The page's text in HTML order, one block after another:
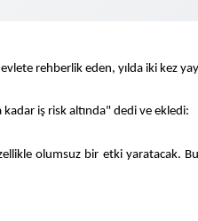
rehberlik eden, yılda iki kez
iş risk altında" dedi ve ekledi:
olumsuz bir etki yaratacak.